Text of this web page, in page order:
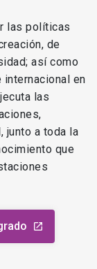
las políticas
de
así como
en
las
junto a toda la
que
launch